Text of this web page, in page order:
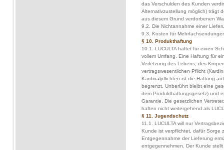
das Verschulden des Kunden
Alternativzustellung möglich) trägt
aus diesem Grund verdorbenen
9.2. Die Nichtannahme einer
9.3. Kosten für
§ 10. Produkthaftung
10.1. LUCULTA haftet für einen
vollem Umfang. Eine Haftung für
Verletzung des Lebens, des
vertragswesentlichen Pflicht
Kardinalpflichten ist die Haftung
begrenzt. Unberührt bleibt eine
dem Produkthaftungsgesetz) und
Garantie. Die gesetzlichen
haften nicht weitergehend als
§ 11. Jugendschutz
11.1. LUCULTA will nur
Kunde ist verpflichtet, dafür Sorge
Entgegennahme der Lieferung
entgegennehmen. Der Kunde stellt